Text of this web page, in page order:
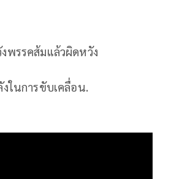
พรรคส้มแล้วผิดหวัง
ในการขับเคลื่อน.